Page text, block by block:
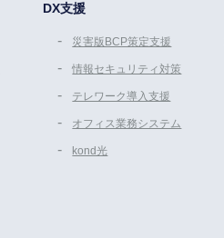
DX支援
災害版BCP策定支援
情報セキュリティ対策
テレワーク導入支援
オフィス業務システム
kond光